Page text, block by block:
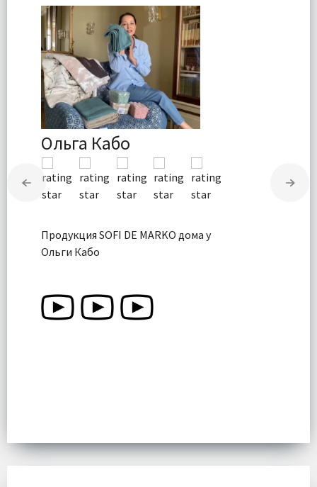
Ольга Кабо
Продукция SOFI DE MARKO дома у
Ольги Кабо